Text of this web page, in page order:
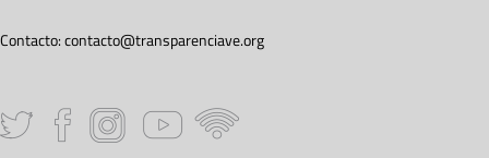
Contacto:contacto@transparenciave.org